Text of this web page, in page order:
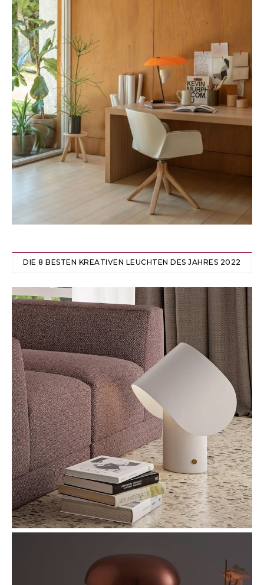
DIE 8 BESTEN KREATIVEN LEUCHTEN DES JAHRES 2022